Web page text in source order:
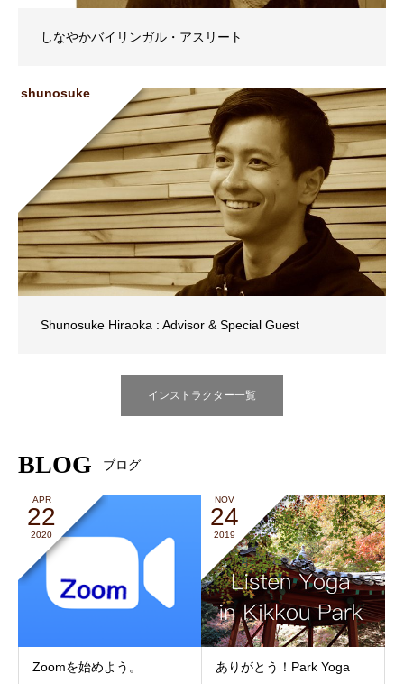
しなやかバイリンガル・アスリート
shunosuke
Shunosuke Hiraoka : Advisor & Special Guest
インストラクター一覧
BLOG ブログ
APR
22
2020
Zoomを始めよう。
NOV
24
2019
ありがとう！Park Yoga